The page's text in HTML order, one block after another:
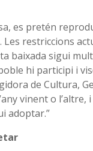
es pretén
restriccions
baixada sigui
hi participi i
de Cultura,
vinent o l’altre,
adoptar.”